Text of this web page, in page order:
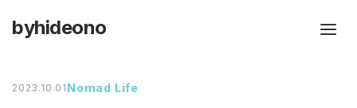
byhideono
2023.10.01 Nomad Life